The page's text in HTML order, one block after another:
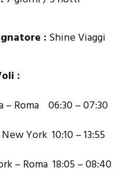
: Shine Viaggi
:
– Roma 06:30 – 07:30
York 10:10 – 13:55
– Roma 18:05 –